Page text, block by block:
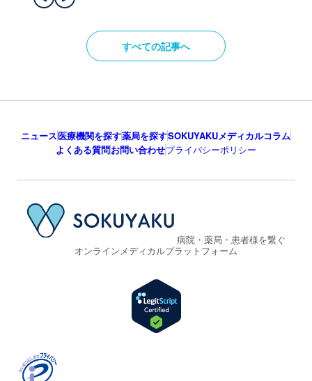
すべての記事へ
ニュース医療機関を探す薬局を探すSOKUYAKUメディカルコラム
よくある質問お問い合わせプライバシーポリシー
病院・薬局・患者様を繋ぐ
オンラインメディカルプラットフォーム